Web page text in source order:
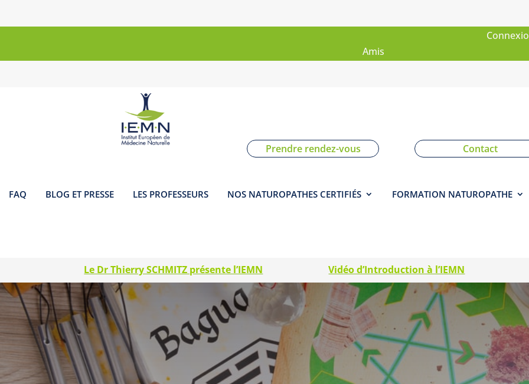
Amis
Prendre rendez-vous Contact
FORMATION NATUROPATHE
NOS NATUROPATHES CERTIFIÉS
LES PROFESSEURS
BLOG ET PRESSE
FAQ
Le Dr Thierry SCHMITZ présente l’IEMN Vidéo d’Introduction à l’IEMN